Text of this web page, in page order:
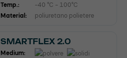
Temp.:
-40 °C - 100°C
Material:
poliuretano polietere
SMARTFLEX 2.0
Medium: